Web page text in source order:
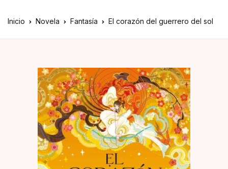
Inicio Novela Fantasía El corazón del guerrero del sol